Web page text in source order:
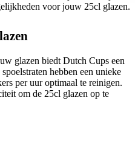
voor jouw 25cl glazen.
glazen biedt Dutch Cups een
hebben een unieke
per uur optimaal te reinigen.
om de 25cl glazen op te